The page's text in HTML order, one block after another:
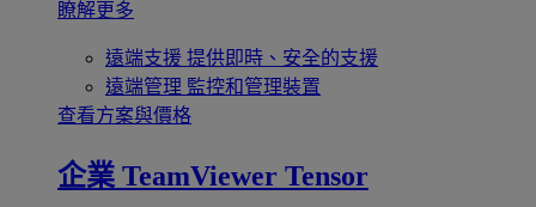
瞭解更多
遠端支援 提供即時、安全的支援
遠端管理 監控和管理裝置
查看方案與價格
企業 TeamViewer Tensor